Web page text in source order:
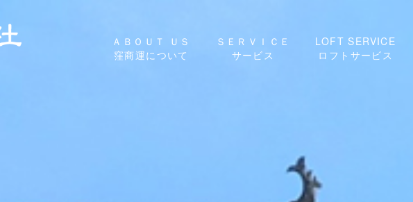
ＡＢＯＵＴ ＵＳ
窪商運について
ＳＥＲＶＩＣＥ
サービス
LOFT SERVICE
ロフトサービス